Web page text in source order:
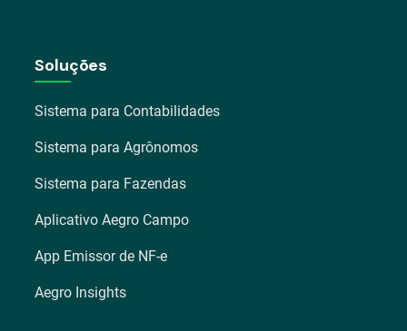
Soluções
Sistema para Contabilidades
Sistema para Agrônomos
Sistema para Fazendas
Aplicativo Aegro Campo
App Emissor de NF-e
Aegro Insights